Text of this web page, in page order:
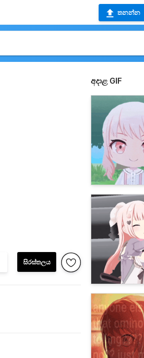
තනන්න
සිරස්තලය
අදාළ GIF